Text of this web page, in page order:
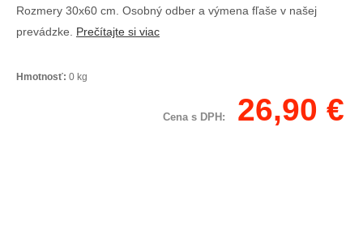
Rozmery 30x60 cm. Osobný odber a výmena fľaše v našej
prevádzke. Prečítajte si viac
Hmotnosť: 0 kg
Cena s DPH: 26,90 €